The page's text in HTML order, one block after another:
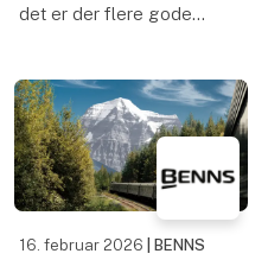
det er der flere gode
komfort, variation og
oplevelser gør
krydstogt til en attraktiv
ferie, hvor man får
meget samlet i én
16. februar 2026 | BENNS